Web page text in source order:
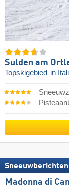
Sulden am
Topskigebied in
Sneeuwberichten
Madonna di